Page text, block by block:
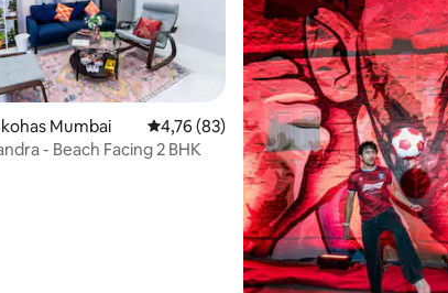
5, 6 hinnangut
Mumbai Keskmine hinnang 4,76/5, 83 hinnangut
4,76 (83)
- Beach Facing 2 BHK